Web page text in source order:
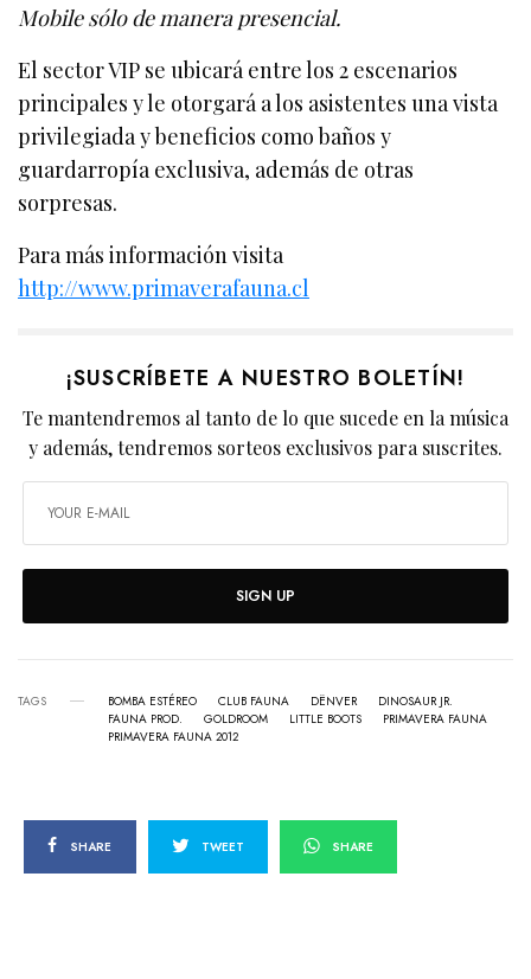
Mobile sólo de manera presencial.
El sector VIP se ubicará entre los 2 escenarios
principales y le otorgará a los asistentes una vista
privilegiada y beneficios como baños y
guardarropía exclusiva, además de otras
sorpresas.
Para más información visita
http://www.primaverafauna.cl
¡SUSCRÍBETE A NUESTRO BOLETÍN!
Te mantendremos al tanto de lo que sucede en la música
y además, tendremos sorteos exclusivos para suscrites.
SIGN UP
TAGS BOMBA ESTÉREO CLUB FAUNA DËNVER
DINOSAUR JR.
FAUNA PROD.
GOLDROOM LITTLE BOOTS
PRIMAVERA FAUNA
PRIMAVERA FAUNA 2012
SHARE TWEET SHARE